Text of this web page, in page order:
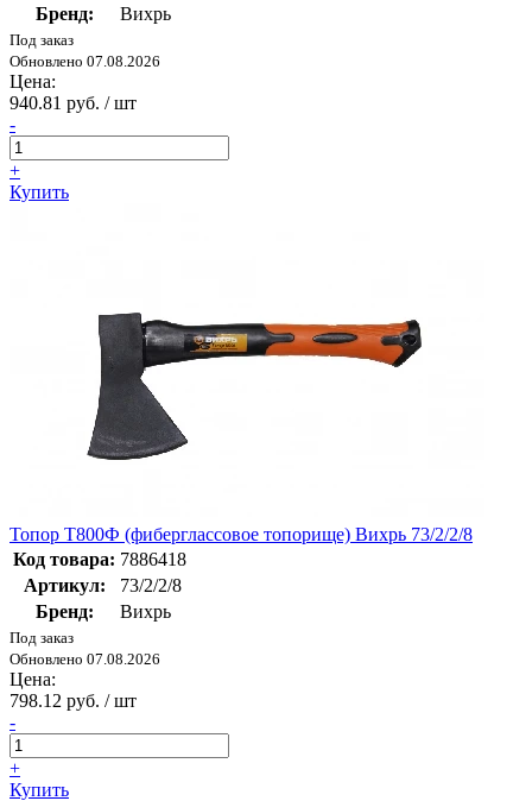
Бренд:
Вихрь
Под заказ
Обновлено 07.08.2026
Цена:
940.81 руб. / шт
-
+
Купить
Топор Т800Ф (фиберглассовое топорище) Вихрь 73/2/2/8
Код товара: 7886418
Артикул:
73/2/2/8
Бренд:
Вихрь
Под заказ
Обновлено 07.08.2026
Цена:
798.12 руб. / шт
-
+
Купить